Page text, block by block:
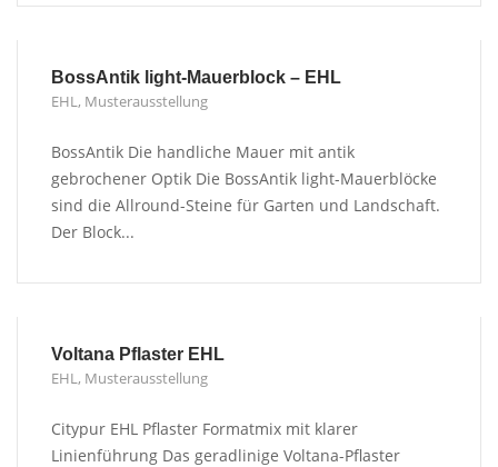
BossAntik light-Mauerblock – EHL
EHL, Musterausstellung
BossAntik Die handliche Mauer mit antik
gebrochener Optik Die BossAntik light-Mauerblöcke
sind die Allround-Steine für Garten und Landschaft.
Der Block...
Voltana Pflaster EHL
EHL, Musterausstellung
Citypur EHL Pflaster Formatmix mit klarer
Linienführung Das geradlinige Voltana-Pflaster